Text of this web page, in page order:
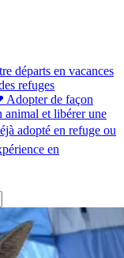
départs en vacances
refuges
Adopter de façon
animal et libérer une
adopté en refuge ou
en